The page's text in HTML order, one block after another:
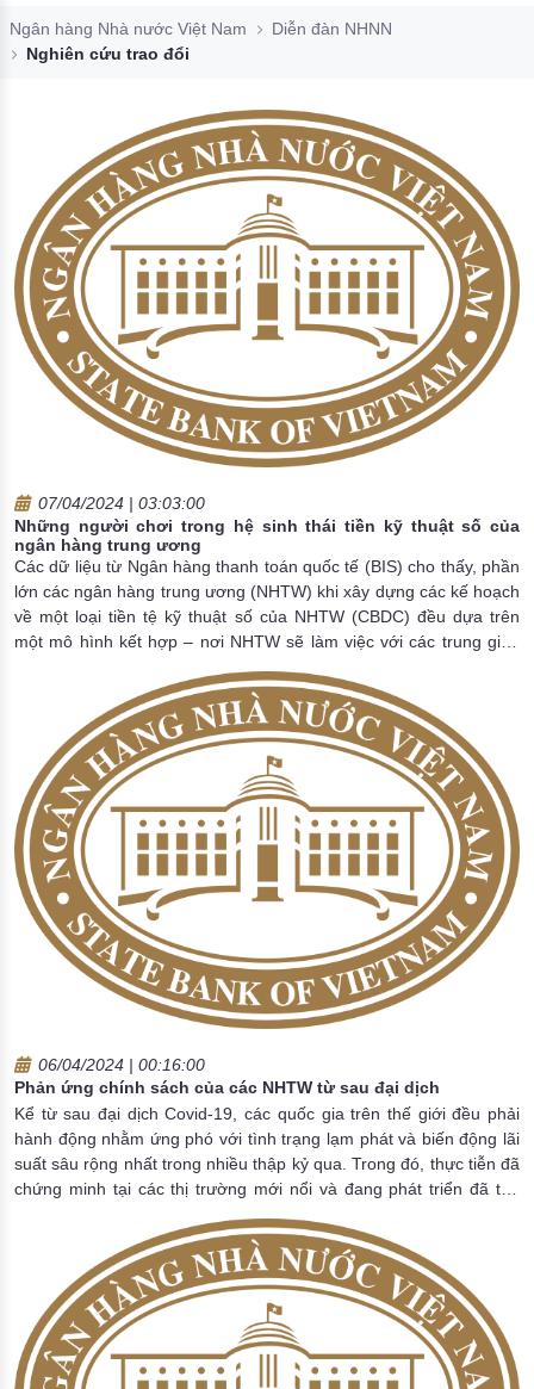
Đào tạo ISO
Ngân hàng Nhà nước Việt Nam
Diễn đàn NHNN
Nghiên cứu trao đổi
07/04/2024 | 03:03:00
Những người chơi trong hệ sinh thái tiền kỹ thuật số của
ngân hàng trung ương
Các dữ liệu từ Ngân hàng thanh toán quốc tế (BIS) cho thấy, phần
lớn các ngân hàng trung ương (NHTW) khi xây dựng các kế hoạch
về một loại tiền tệ kỹ thuật số của NHTW (CBDC) đều dựa trên
một mô hình kết hợp – nơi NHTW sẽ làm việc với các trung gian
vì nỗ lực cá nhân để thúc đẩy các đổi mới sáng tạo. Nhìn chung,
hệ sinh thái CBDC sẽ gồm NHTW đóng vai trò vận hành hệ thống
lõi trong khi các trung gian khu vực tư nhân sẽ kết nối tới hệ thống
để tạo thuận lợi cho hoạt động thanh toán, thực hiện tuân thủ và
cung cấp các dịch vụ mới.
06/04/2024 | 00:16:00
Phản ứng chính sách của các NHTW từ sau đại dịch
Kể từ sau đại dịch Covid-19, các quốc gia trên thế giới đều phải
hành động nhằm ứng phó với tình trạng lạm phát và biến động lãi
suất sâu rộng nhất trong nhiều thập kỷ qua. Trong đó, thực tiễn đã
chứng minh tại các thị trường mới nổi và đang phát triển đã thể
hơn và hiệu quả hơn.